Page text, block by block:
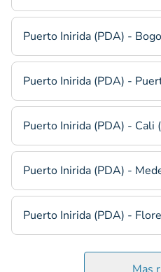
Puerto Inirida (PDA) -
Puerto Inirida (PDA) -
Puerto Inirida (PDA) - Cali
Puerto Inirida (PDA) -
Puerto Inirida (PDA) -